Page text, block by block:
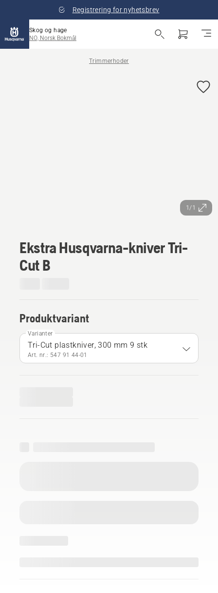
Registrering for nyhetsbrev
Skog og hage
NO, Norsk Bokmål
Trimmerhoder
1/1
Ekstra Husqvarna-kniver Tri-
Cut B
Produktvariant
Varianter
Tri-Cut plastkniver, 300 mm 9 stk
Art. nr.: 547 91 44‑01